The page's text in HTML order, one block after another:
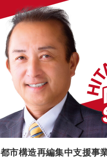
都市構造再編集中支援事